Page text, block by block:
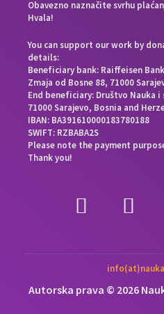
Obavezno naznačite svrhu
Hvala!
You can support our work by
details:
Beneficiary bank: Raiffeisen
Zmaja od Bosne 88, 71000
End beneficiary: Društvo Nauka i
71000 Sarajevo, Bosnia and
IBAN: BA391610000183780188
SWIFT: RZBABA2S
Please note the payment
Thank you!
Autorska prava © 2026